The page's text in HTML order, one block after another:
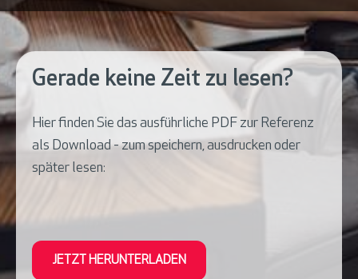
Gerade keine Zeit zu lesen?
Hier finden Sie das ausführliche PDF zur Referenz
als Download - zum speichern, ausdrucken oder
später lesen:
JETZT HERUNTERLADEN